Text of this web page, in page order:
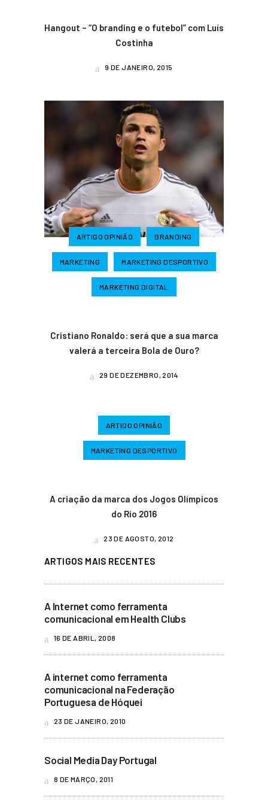
Hangout – “O branding e o futebol” com Luís
Costinha
9 DE JANEIRO, 2015
ARTIGO OPINIÃO BRANDING
MARKETING MARKETING DESPORTIVO
MARKETING DIGITAL
Cristiano Ronaldo: será que a sua marca
valerá a terceira Bola de Ouro?
29 DE DEZEMBRO, 2014
ARTIGO OPINIÃO
MARKETING DESPORTIVO
A criação da marca dos Jogos Olímpicos
do Rio 2016
23 DE AGOSTO, 2012
ARTIGOS MAIS RECENTES
A Internet como ferramenta
comunicacional em Health Clubs
16 DE ABRIL, 2008
A internet como ferramenta
comunicacional na Federação
Portuguesa de Hóquei
23 DE JANEIRO, 2010
Social Media Day Portugal
8 DE MARÇO, 2011